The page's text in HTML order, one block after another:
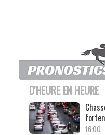
D'HEURE EN HEURE
16:00